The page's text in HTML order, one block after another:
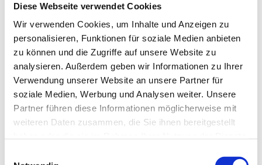
Diese Webseite verwendet Cookies
Wir verwenden Cookies, um Inhalte und Anzeigen zu
personalisieren, Funktionen für soziale Medien anbieten
zu können und die Zugriffe auf unsere Website zu
analysieren. Außerdem geben wir Informationen zu Ihrer
Verwendung unserer Website an unsere Partner für
soziale Medien, Werbung und Analysen weiter. Unsere
Partner führen diese Informationen möglicherweise mit
weiteren Daten zusammen, die Sie ihnen bereitgestellt
Erfüllung einer rechtlichen Verpflichtung nach dem
Unionsrecht oder dem Recht der Mitgliedstaaten
erforderlich, dem der für die Verarbeitung
Verantwortliche unterliegt
Die personenbezogenen Daten wurden in Bezug auf
angebotene Dienste der Informationsgesellschaft
erhoben, die direkt an ein Kind gerichtet sind
Wenn einer der oben genannten Gründe zutrifft und Sie
die Löschung von personenbezogenen Daten, die beim